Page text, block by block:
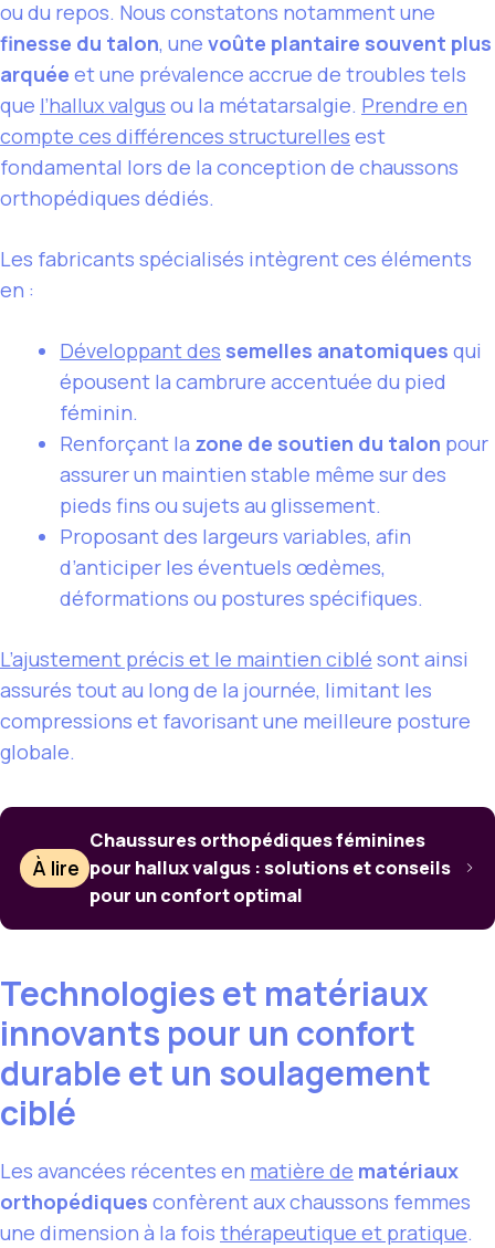
ou du repos. Nous constatons notamment une
finesse du talon, une voûte plantaire souvent plus
arquée et une prévalence accrue de troubles tels
que l’hallux valgus ou la métatarsalgie. Prendre en
compte ces différences structurelles est
fondamental lors de la conception de chaussons
orthopédiques dédiés.
Les fabricants spécialisés intègrent ces éléments
en :
Développant des semelles anatomiques qui
épousent la cambrure accentuée du pied
féminin.
Renforçant la zone de soutien du talon pour
assurer un maintien stable même sur des
pieds fins ou sujets au glissement.
Proposant des largeurs variables, afin
d’anticiper les éventuels œdèmes,
déformations ou postures spécifiques.
L’ajustement précis et le maintien ciblé sont ainsi
assurés tout au long de la journée, limitant les
compressions et favorisant une meilleure posture
globale.
À lire
Chaussures orthopédiques féminines
pour hallux valgus : solutions et conseils
pour un confort optimal
Technologies et matériaux
innovants pour un confort
durable et un soulagement
ciblé
Les avancées récentes en matière de matériaux
orthopédiques confèrent aux chaussons femmes
une dimension à la fois thérapeutique et pratique.